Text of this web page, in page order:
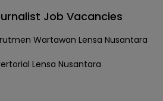
Job Vacancies